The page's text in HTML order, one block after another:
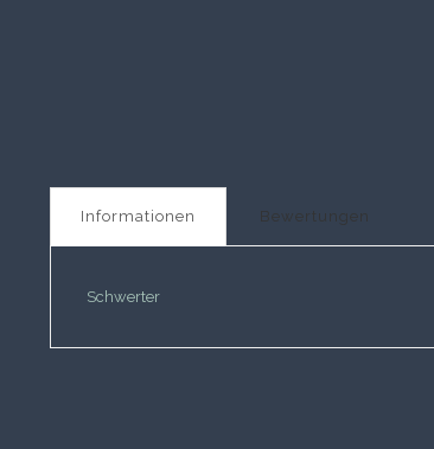
Informationen Bewertungen
Schwerter